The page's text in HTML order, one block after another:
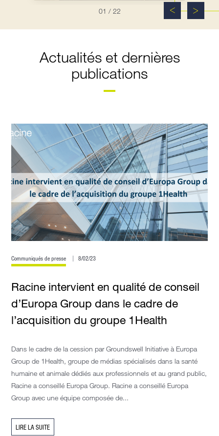
01 / 22
Actualités et dernières
publications
Communiqués de presse 8/02/23
Racine intervient en qualité de conseil
d’Europa Group dans le cadre de
l’acquisition du groupe 1Health
Dans le cadre de la cession par Groundswell Initiative à Europa
Group de 1Health, groupe de médias spécialisés dans la santé
humaine et animale dédiés aux professionnels et au grand public,
Racine a conseillé Europa Group. Racine a conseillé Europa
Group avec une équipe composée de...
LIRE LA SUITE